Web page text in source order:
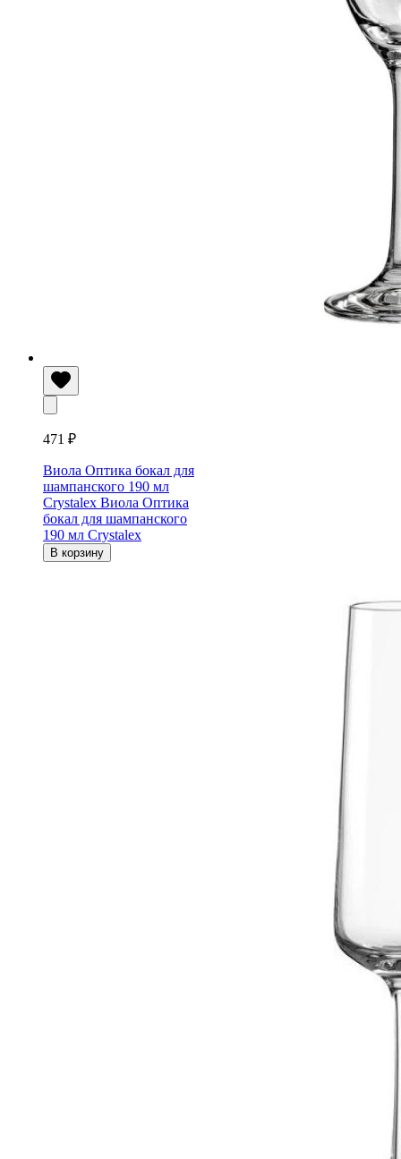
471 ₽
Виола Оптика бокал для
шампанского 190 мл
Crystalex Виола Оптика
бокал для шампанского
190 мл Crystalex
В корзину